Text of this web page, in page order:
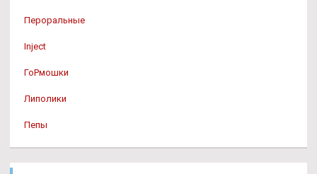
Пероральные
Inject
ГоРмошки
Липолики
Пепы